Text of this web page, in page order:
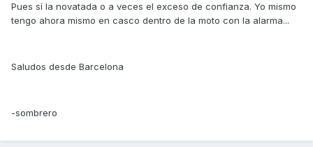
Pues sí la novatada o a veces el exceso de confianza. Yo mismo
tengo ahora mismo en casco dentro de la moto con la alarma...
Saludos desde Barcelona
-sombrero